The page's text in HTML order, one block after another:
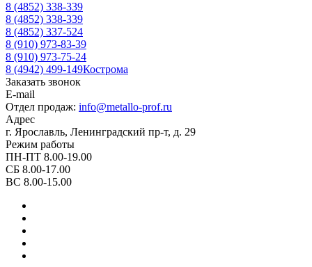
8 (4852) 338-339
8 (4852) 338-339
8 (4852) 337-524
8 (910) 973-83-39
8 (910) 973-75-24
8 (4942) 499-149Кострома
Заказать звонок
E-mail
Отдел продаж: info@metallo-prof.ru
Адрес
г. Ярославль, Ленинградский пр-т, д. 29
Режим работы
ПН-ПТ 8.00-19.00
СБ 8.00-17.00
ВС 8.00-15.00